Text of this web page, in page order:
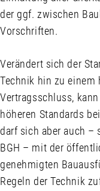
der ggf. zwischen
Vorschriften.
Verändert sich der
Technik hin zu einem
Vertragsschluss,
höheren Standards
darf sich aber auch –
BGH – mit der
genehmigten
Regeln der Technik